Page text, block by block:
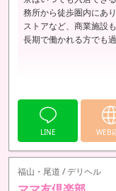
務所から徒歩圏内にあ
ストアなど、商業施設
長期で働かれる方でも
お部屋もワンルームで
ひろびろ、おくつろぎ
洗剤、シャンプー、リ
LINE WEB
福山・尾道 / デリヘル